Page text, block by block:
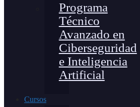
Programa
Técnico
Avanzado en
Ciberseguridad
e Inteligencia
Artificial
Cursos